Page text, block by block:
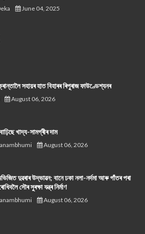
June 04, 2025
সহায়ৰ হাত বিহাৰৰ ৰিপুৰাজ ফাউণ্ডেশ্যনৰ
August 06, 2026
খাদ্য-সামগ্ৰীৰ দাম
August 06, 2026
দুৱৰাৰ উদ্ভাৱন; বানে ঢকা নলা-নৰ্দমা আৰু গাঁতৰ পৰা
সৌৰ সুৰক্ষা যন্ত্ৰ নিৰ্মাণ
August 06, 2026